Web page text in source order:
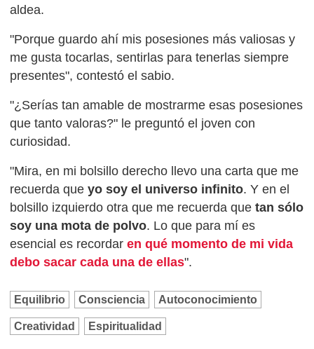
aldea.
"Porque guardo ahí mis posesiones más valiosas y
me gusta tocarlas, sentirlas para tenerlas siempre
presentes", contestó el sabio.
"¿Serías tan amable de mostrarme esas posesiones
que tanto valoras?" le preguntó el joven con
curiosidad.
"Mira, en mi bolsillo derecho llevo una carta que me
recuerda queyo soy el universo infinito. Y en el
bolsillo izquierdo otra que me recuerda quetan sólo
soy una mota de polvo. Lo que para mí es
esencial es recordaren qué momento de mi vida
debo sacar cada una de ellas".
Equilibrio Consciencia Autoconocimiento
Creatividad Espiritualidad